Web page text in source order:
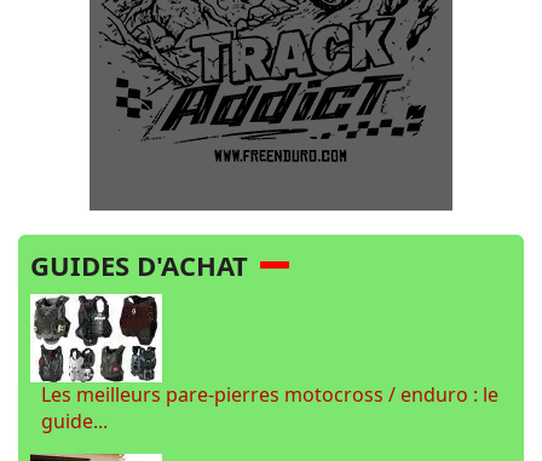
GUIDES D'ACHAT
Les meilleurs pare-pierres motocross / enduro : le
guide...